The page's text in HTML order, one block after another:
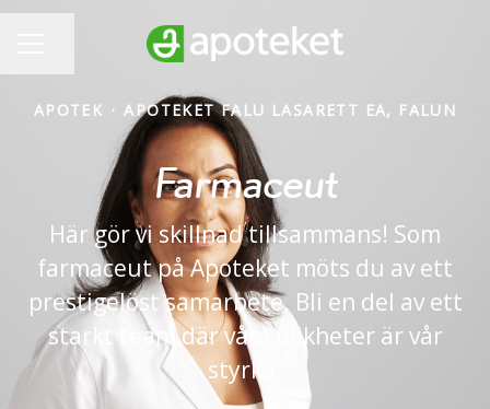
APOTEK · APOTEKET FALU LASARETT EA, FALUN
Farmaceut
Här gör vi skillnad tillsammans! Som
farmaceut på Apoteket möts du av ett
prestigelöst samarbete. Bli en del av ett
starkt team där våra olikheter är vår
styrka.